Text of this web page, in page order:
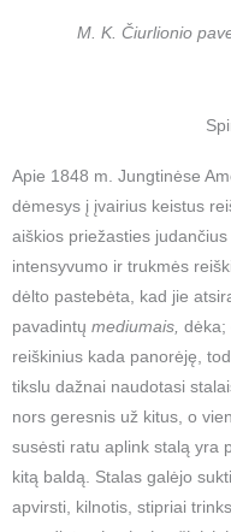
M. K. Čiurlionio
Apie 1848 m. Jungtinėse
dėmesys į įvairius keistus
aiškios priežasties
intensyvumo ir trukmės
dėlto pastebėta, kad jie
pavadintų mediumais, dėka;
reiškinius kada panorėję,
tikslu dažnai naudotasi
nors geresnis už kitus, o
susėsti ratu aplink stalą yra
kitą baldą. Stalas galėjo
apvirsti, kilnotis, stipriai